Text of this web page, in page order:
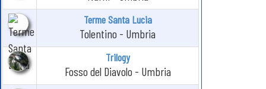
Terme Santa Lucia
Tolentino - Umbria
Trilogy
Fosso del Diavolo - Umbria